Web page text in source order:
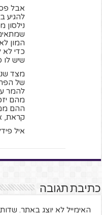
אבל
להגיע
המון
כדי
שיש לו
מצד
של
להמר
מהם
ההם
קראת,
איל
כתיבת תגובה
האימייל לא יוצג באתר.